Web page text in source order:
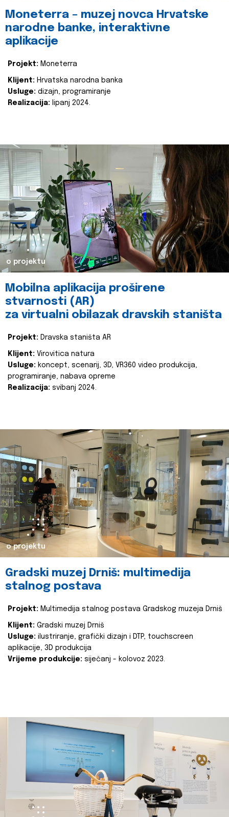
Moneterra – muzej novca Hrvatske
narodne banke, interaktivne
aplikacije
Projekt: Moneterra
Klijent: Hrvatska narodna banka
Usluge: dizajn, programiranje
Realizacija: lipanj 2024.
o projektu
Mobilna aplikacija proširene
stvarnosti (AR)
za virtualni obilazak dravskih staništa
Projekt: Dravska staništa AR
Klijent: Virovitica natura
Usluge: koncept, scenarij, 3D, VR360 video produkcija,
programiranje, nabava opreme
Realizacija: svibanj 2024.
o projektu
Gradski muzej Drniš: multimedija
stalnog postava
Projekt: Multimedija stalnog postava Gradskog muzeja Drniš
Klijent: Gradski muzej Drniš
Usluge: ilustriranje, grafički dizajn i DTP, touchscreen
aplikacije, 3D produkcija
Vrijeme produkcije: siječanj - kolovoz 2023.